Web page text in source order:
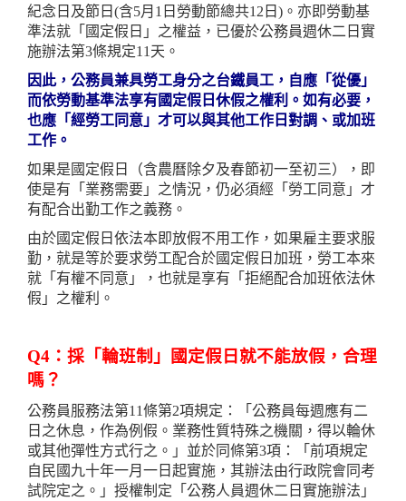
紀念日及節日(含5月1日勞動節總共12日)。亦即勞動基
準法就「國定假日」之權益，已優於公務員週休二日實
施辦法第3條規定11天。
因此，公務員兼具勞工身分之台鐵員工，自應「從優」
而依勞動基準法享有國定假日休假之權利。如有必要，
也應「經勞工同意」才可以與其他工作日對調、或加班
工作。
如果是國定假日（含農曆除夕及春節初一至初三），即
使是有「業務需要」之情況，仍必須經「勞工同意」才
有配合出勤工作之義務。
由於國定假日依法本即放假不用工作，如果雇主要求服
勤，就是等於要求勞工配合於國定假日加班，勞工本來
就「有權不同意」，也就是享有「拒絕配合加班依法休
假」之權利。
Q4：採「輪班制」國定假日就不能放假，合理
嗎？
公務員服務法第11條第2項規定：「公務員每週應有二
日之休息，作為例假。業務性質特殊之機關，得以輪休
或其他彈性方式行之。」並於同條第3項：「前項規定
自民國九十年一月一日起實施，其辦法由行政院會同考
試院定之。」授權制定「公務人員週休二日實施辦法」